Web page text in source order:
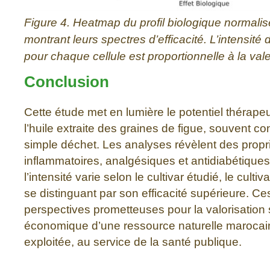
Figure 4. Heatmap du profil biologique
montrant leurs spectres d’efficacité. L’intensité
pour chaque cellule est proportionnelle à la
Conclusion
Cette étude met en lumière le potentiel
l’huile extraite des graines de figue, souvent
simple déchet. Les analyses révèlent des
inflammatoires, analgésiques et
l’intensité varie selon le cultivar étudié, le
se distinguant par son efficacité supérieure.
perspectives prometteuses pour la valorisation
économique d’une ressource naturelle
exploitée, au service de la santé publique.